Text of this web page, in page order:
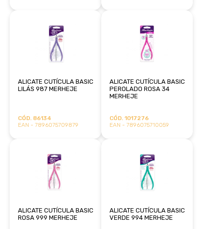
ALICATE CUTÍCULA BASIC
LILÁS 987 MERHEJE
CÓD. 86134
EAN - 7896075709879
ALICATE CUTÍCULA BASIC
PEROLADO ROSA 34
MERHEJE
CÓD. 1017276
EAN - 7896075710059
ALICATE CUTÍCULA BASIC
ROSA 999 MERHEJE
ALICATE CUTÍCULA BASIC
VERDE 994 MERHEJE